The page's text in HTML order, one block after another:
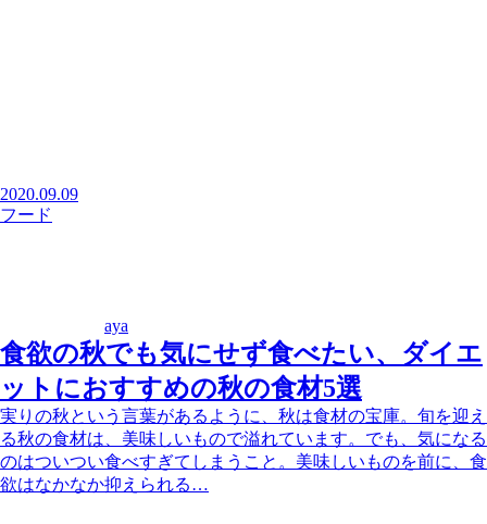
2020.09.09
フード
aya
食欲の秋でも気にせず食べたい、ダイエ
ットにおすすめの秋の食材5選
実りの秋という言葉があるように、秋は食材の宝庫。旬を迎え
る秋の食材は、美味しいもので溢れています。でも、気になる
のはついつい食べすぎてしまうこと。美味しいものを前に、食
欲はなかなか抑えられる…